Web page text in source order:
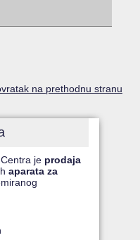
na prethodnu stranu
je prodaja
aparata za